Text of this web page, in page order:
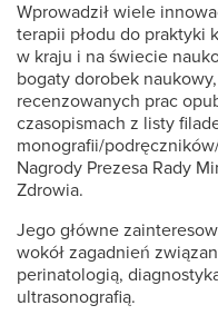
Wprowadził wiele
terapii płodu do praktyki
w kraju i na świecie
bogaty dorobek
recenzowanych prac
czasopismach z listy
monografii/
Nagrody Prezesa Rady
Zdrowia.
Jego główne
wokół zagadnień
perinatologią,
ultrasonografią.